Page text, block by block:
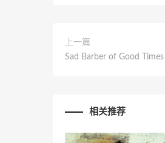
上一篇
Sad Barber of Good
相关推荐